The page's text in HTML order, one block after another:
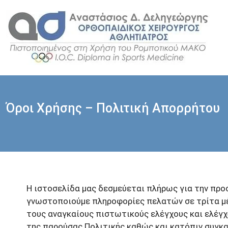
περιεχόμενο
Όροι Χρήσης – Πολιτική Απορρήτου
Η ιστοσελίδα μας δεσμεύεται πλήρως για την
γνωστοποιούμε πληροφορίες πελατών σε τρίτα
τους αναγκαίους πιστωτικούς ελέγχους και